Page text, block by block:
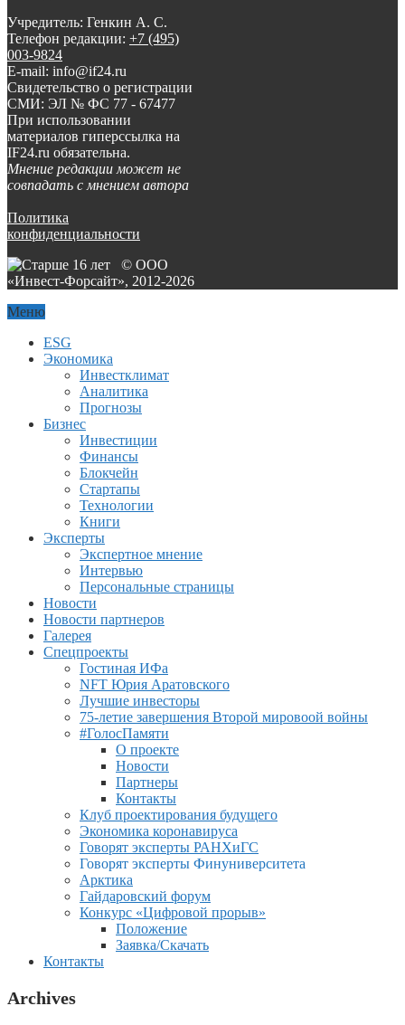
Учредитель: Генкин А. С.
Телефон редакции: +7 (495)
003-9824
E-mail: info@if24.ru
Свидетельство о регистрации
СМИ: ЭЛ № ФС 77 - 67477
При использовании
материалов гиперссылка на
IF24.ru обязательна.
Мнение редакции может не
совпадать с мнением автора
Политика
конфиденциальности
© ООО
«Инвест-Форсайт», 2012-2026
Меню
ESG
Экономика
Инвестклимат
Аналитика
Прогнозы
Бизнес
Инвестиции
Финансы
Блокчейн
Стартапы
Технологии
Книги
Эксперты
Экспертное мнение
Интервью
Персональные страницы
Новости
Новости партнеров
Галерея
Спецпроекты
Гостиная ИФа
NFT Юрия Аратовского
Лучшие инвесторы
75-летие завершения Второй мировоой войны
#ГолосПамяти
О проекте
Новости
Партнеры
Контакты
Клуб проектирования будущего
Экономика коронавируса
Говорят эксперты РАНХиГС
Говорят эксперты Финуниверситета
Арктика
Гайдаровский форум
Конкурс «Цифровой прорыв»
Положение
Заявка/Скачать
Контакты
Archives